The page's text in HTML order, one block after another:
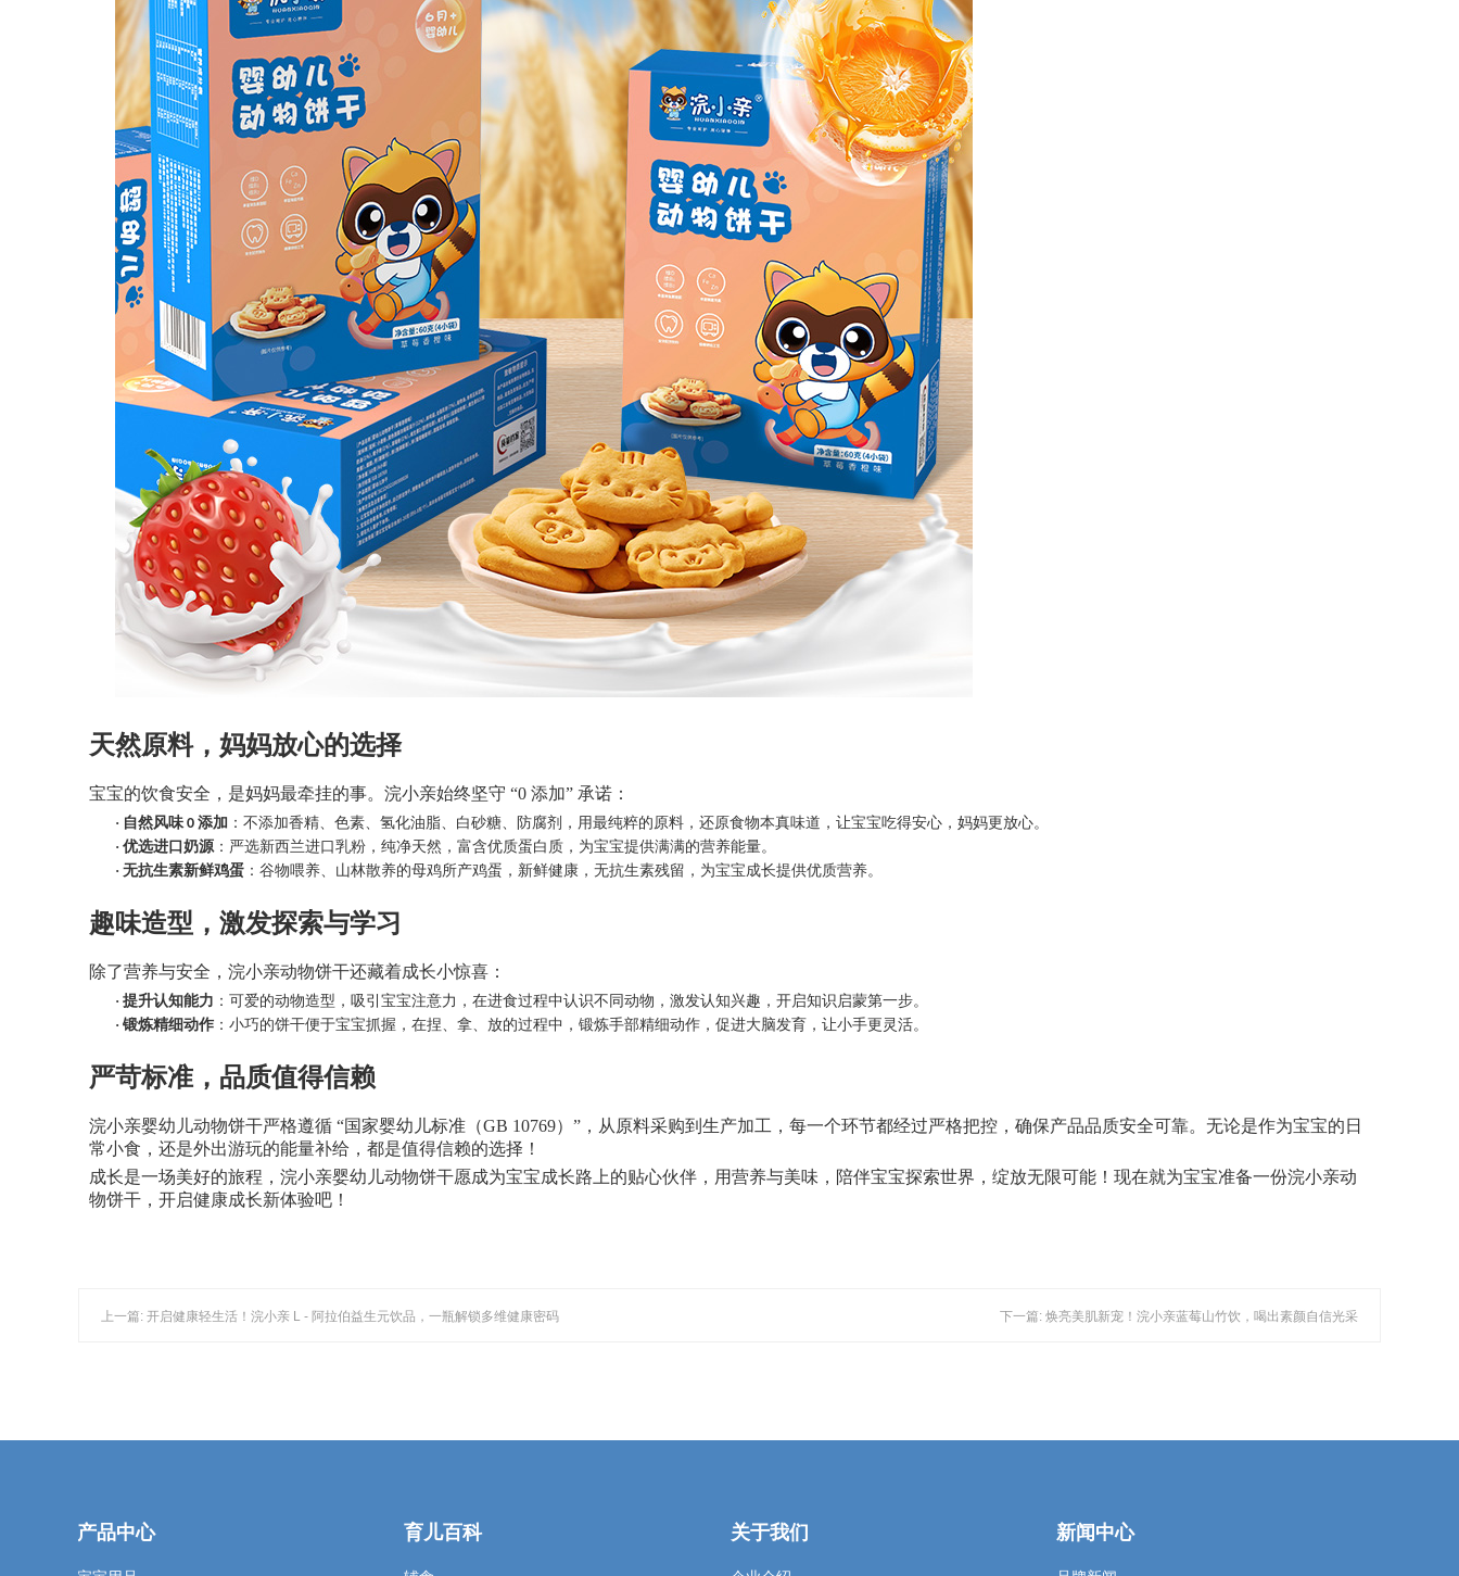
天然原料，妈妈放心的选择
宝宝的饮食安全，是妈妈最牵挂的事。浣小亲始终坚守 “0 添加” 承诺：
· 自然风味0 添加 ：不添加香精、色素、氢化油脂、白砂糖、防腐剂，用最纯粹的原料，还原食物本真味道，让宝宝吃得安心，妈妈更放心。
· 优选进口奶源 ：严选新西兰进口乳粉，纯净天然，富含优质蛋白质，为宝宝提供满满的营养能量。
· 无抗生素新鲜鸡蛋 ：谷物喂养、山林散养的母鸡所产鸡蛋，新鲜健康，无抗生素残留，为宝宝成长提供优质营养。
趣味造型，激发探索与学习
除了营养与安全，浣小亲动物饼干还藏着成长小惊喜：
· 提升认知能力 ：可爱的动物造型，吸引宝宝注意力，在进食过程中认识不同动物，激发认知兴趣，开启知识启蒙第一步。
· 锻炼精细动作 ：小巧的饼干便于宝宝抓握，在捏、拿、放的过程中，锻炼手部精细动作，促进大脑发育，让小手更灵活。
严苛标准，品质值得信赖
浣小亲婴幼儿动物饼干严格遵循 “国家婴幼儿标准（GB 10769）”，从原料采购到生产加工，每一个环节都经过严格把控，确保产品品质安全可靠。无论是作为宝宝的日
常小食，还是外出游玩的能量补给，都是值得信赖的选择！
成长是一场美好的旅程，浣小亲婴幼儿动物饼干愿成为宝宝成长路上的贴心伙伴，用营养与美味，陪伴宝宝探索世界，绽放无限可能！现在就为宝宝准备一份浣小亲动
物饼干，开启健康成长新体验吧！
上一篇: 开启健康轻生活！浣小亲 L - 阿拉伯益生元饮品，一瓶解锁多维健康密码 下一篇: 焕亮美肌新宠！浣小亲蓝莓山竹饮，喝出素颜自信光采
产品中心 育儿百科 关于我们 新闻中心